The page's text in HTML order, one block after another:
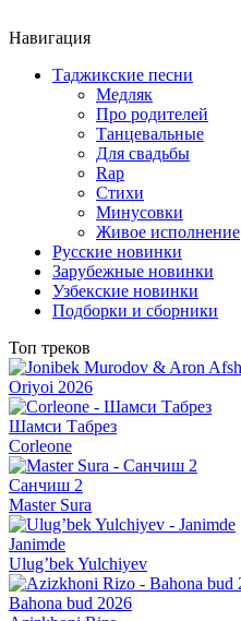
Навигация
Таджикские песни
Медляк
Про родителей
Танцевальные
Для свадьбы
Rap
Стихи
Минусовки
Живое исполнение
Русские новинки
Зарубежные новинки
Узбекские новинки
Подборки и сборники
Топ треков
Oriyoi 2026
Шамси Табрез
Corleone
Санчиш 2
Master Sura
Janimde
Ulug’bek Yulchiyev
Bahona bud 2026